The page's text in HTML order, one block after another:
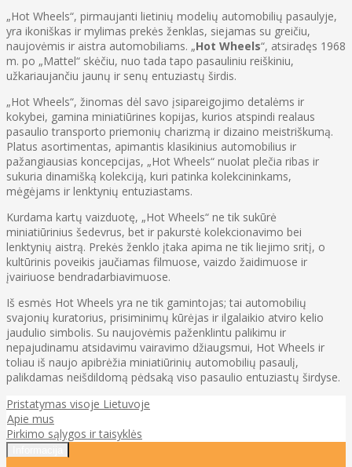
„Hot Wheels“, pirmaujanti lietinių modelių automobilių pasaulyje,
yra ikoniškas ir mylimas prekės ženklas, siejamas su greičiu,
naujovėmis ir aistra automobiliams. „Hot Wheels“, atsiradęs 1968
m. po „Mattel“ skėčiu, nuo tada tapo pasauliniu reiškiniu,
užkariaujančiu jaunų ir senų entuziastų širdis.
„Hot Wheels“, žinomas dėl savo įsipareigojimo detalėms ir
kokybei, gamina miniatiūrines kopijas, kurios atspindi realaus
pasaulio transporto priemonių charizmą ir dizaino meistriškumą.
Platus asortimentas, apimantis klasikinius automobilius ir
pažangiausias koncepcijas, „Hot Wheels“ nuolat plečia ribas ir
sukuria dinamišką kolekciją, kuri patinka kolekcininkams,
mėgėjams ir lenktynių entuziastams.
Kurdama kartų vaizduotę, „Hot Wheels“ ne tik sukūrė
miniatiūrinius šedevrus, bet ir pakurstė kolekcionavimo bei
lenktynių aistrą. Prekės ženklo įtaka apima ne tik liejimo sritį, o
kultūrinis poveikis jaučiamas filmuose, vaizdo žaidimuose ir
įvairiuose bendradarbiavimuose.
Iš esmės Hot Wheels yra ne tik gamintojas; tai automobilių
svajonių kuratorius, prisiminimų kūrėjas ir ilgalaikio atviro kelio
jaudulio simbolis. Su naujovėmis paženklintu palikimu ir
nepajudinamu atsidavimu vairavimo džiaugsmui, Hot Wheels ir
toliau iš naujo apibrėžia miniatiūrinių automobilių pasaulį,
palikdamas neišdildomą pėdsaką viso pasaulio entuziastų širdyse.
Pristatymas visoje Lietuvoje
Apie mus
Pirkimo sąlygos ir taisyklės